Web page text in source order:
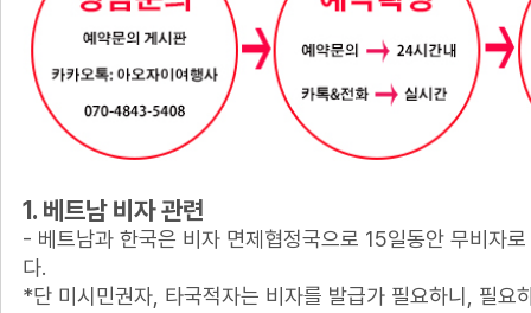
1. 베트남 비자 관련
- 베트남과 한국은 비자 면제협정국으로 15일동안 무비자
다.
*단 미시민권자, 타국적자는 비자를 발급가 필요하니, 필요